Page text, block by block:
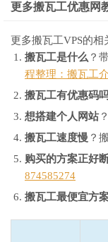
更多搬瓦工优惠网
更多搬瓦工VPS的
搬瓦工是什么 ？
程整理：搬瓦工
搬瓦工有优惠码
想搭建个人网站
搬瓦工速度慢 ？
购买的方案正好
874585274
搬瓦工最便宜方